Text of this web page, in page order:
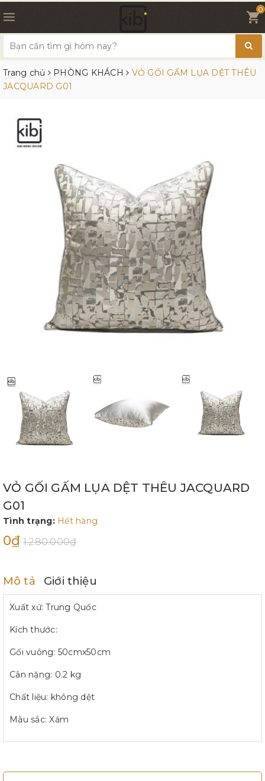
0
Trang chủ PHÒNG KHÁCH
VỎ GỐI GẤM LỤA DỆT THÊU
JACQUARD G01
VỎ GỐI GẤM LỤA DỆT THÊU JACQUARD
G01
Tình trạng: Hết hàng
0₫ 1.280.000₫
Mô tả Giới thiệu
Xuất xứ: Trung Quốc
Kích thước:
Gối vuông: 50cmx50cm
Cân nặng: 0.2 kg
Chất liệu: không dệt
Màu sắc: Xám